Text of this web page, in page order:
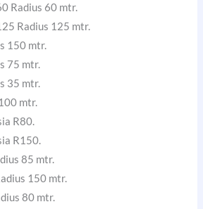
Radius 60 mtr.
Radius 125 mtr.
150 mtr.
75 mtr.
35 mtr.
mtr.
R80.
R150.
85 mtr.
150 mtr.
80 mtr.